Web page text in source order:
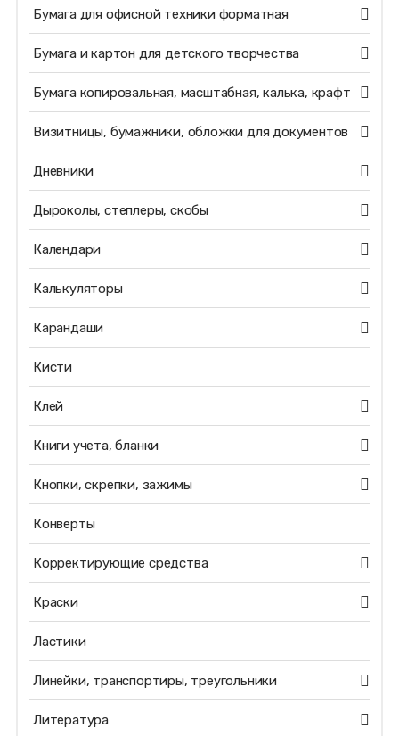
Бумага для офисной техники форматная
Бумага и картон для детского творчества
Бумага копировальная, масштабная, калька, крафт
Визитницы, бумажники, обложки для документов
Дневники
Дыроколы, степлеры, скобы
Календари
Калькуляторы
Карандаши
Кисти
Клей
Книги учета, бланки
Кнопки, скрепки, зажимы
Конверты
Корректирующие средства
Краски
Ластики
Линейки, транспортиры, треугольники
Литература